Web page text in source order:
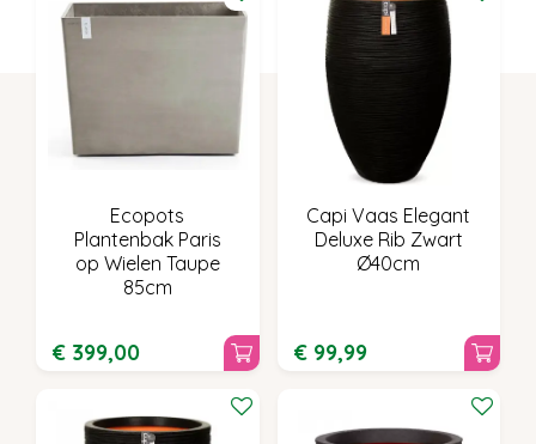
Ecopots
Plantenbak Paris
op Wielen Taupe
85cm
€ 399,00
Capi Vaas Elegant
Deluxe Rib Zwart
Ø40cm
€ 99,99